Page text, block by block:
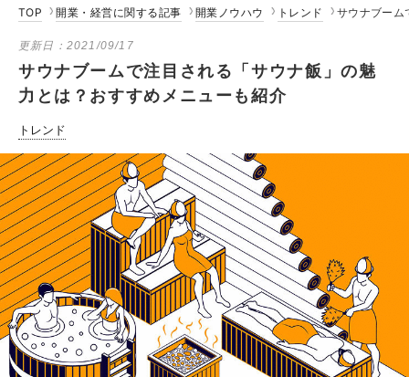
TOP 開業・経営に関する記事 開業ノウハウ トレンド サウナブーム
更新日： 2021/09/17
サウナブームで注目される「サウナ飯」の魅
力とは？おすすめメニューも紹介
トレンド